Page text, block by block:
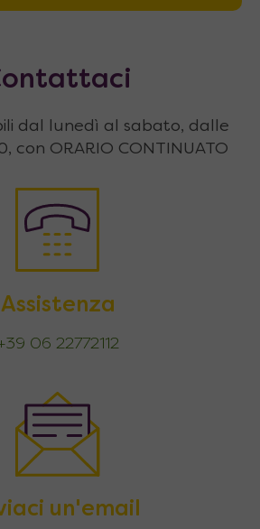
dal lunedì al sabato, dalle
con ORARIO CONTINUATO
Assistenza
06 22772112
un'email